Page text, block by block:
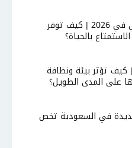
5 نصائح لتحقيق الادخار الذكي في 2026 | كيف توفر
بالحياة؟
تؤثر بيئة ونظافة
على المدى الطويل؟
| قرارات جديدة في السعودية تخص